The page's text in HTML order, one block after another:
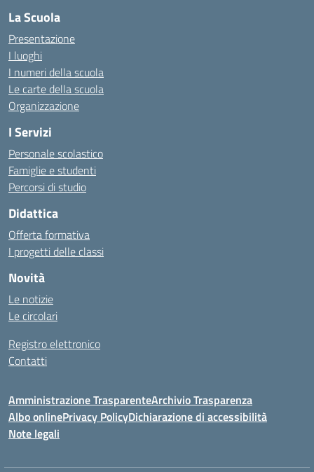
La Scuola
Presentazione
I luoghi
I numeri della scuola
Le carte della scuola
Organizzazione
I Servizi
Personale scolastico
Famiglie e studenti
Percorsi di studio
Didattica
Offerta formativa
I progetti delle classi
Novità
Le notizie
Le circolari
Registro elettronico
Contatti
Amministrazione TrasparenteArchivio Trasparenza
Albo onlinePrivacy PolicyDichiarazione di accessibilità
Note legali